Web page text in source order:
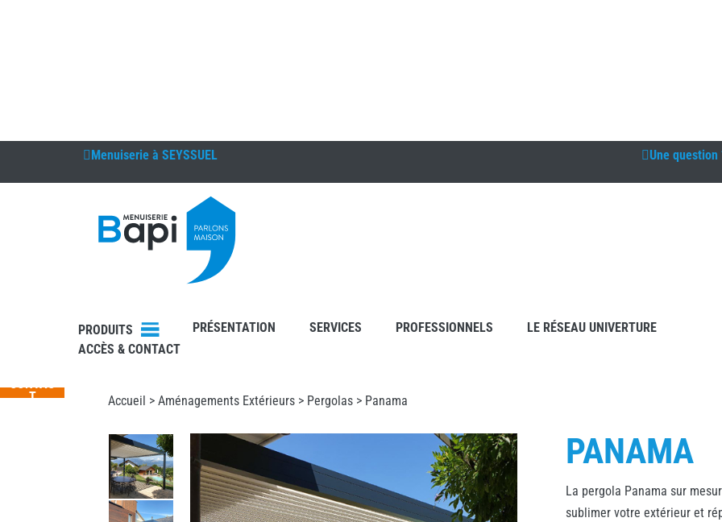
Menuiserie à SEYSSUEL Une question
PRODUITS PRÉSENTATION SERVICES PROFESSIONNELS
LE RÉSEAU UNIVERTURE
ACCÈS & CONTACT
Accueil >Aménagements Extérieurs > Pergolas > Panama
PANAMA
La pergola Panama sur
sublimer votre extérieur et
T